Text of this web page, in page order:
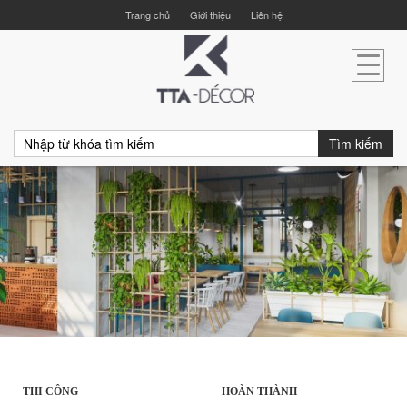
Trang chủ Giới thiệu Liên hệ
Tìm kiếm
THI CÔNG HOÀN THÀNH